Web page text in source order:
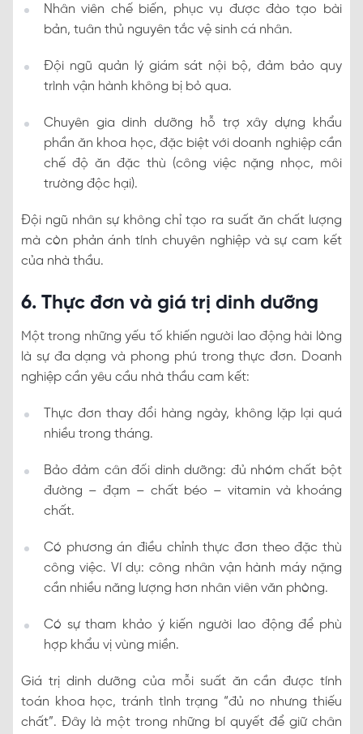
Nhân viên chế biến, phục vụ được đào tạo bài
bản, tuân thủ nguyên tắc vệ sinh cá nhân.
Đội ngũ quản lý giám sát nội bộ, đảm bảo quy
trình vận hành không bị bỏ qua.
Chuyên gia dinh dưỡng hỗ trợ xây dựng khẩu
phần ăn khoa học, đặc biệt với doanh nghiệp cần
chế độ ăn đặc thù (công việc nặng nhọc, môi
trường độc hại).
Đội ngũ nhân sự không chỉ tạo ra suất ăn chất lượng
mà còn phản ánh tính chuyên nghiệp và sự cam kết
của nhà thầu.
6. Thực đơn và giá trị dinh dưỡng
Một trong những yếu tố khiến người lao động hài lòng
là sự đa dạng và phong phú trong thực đơn. Doanh
nghiệp cần yêu cầu nhà thầu cam kết:
Thực đơn thay đổi hàng ngày, không lặp lại quá
nhiều trong tháng.
Bảo đảm cân đối dinh dưỡng: đủ nhóm chất bột
đường – đạm – chất béo – vitamin và khoáng
chất.
Có phương án điều chỉnh thực đơn theo đặc thù
công việc. Ví dụ: công nhân vận hành máy nặng
cần nhiều năng lượng hơn nhân viên văn phòng.
Có sự tham khảo ý kiến người lao động để phù
hợp khẩu vị vùng miền.
Giá trị dinh dưỡng của mỗi suất ăn cần được tính
toán khoa học, tránh tình trạng “đủ no nhưng thiếu
chất”. Đây là một trong những bí quyết để giữ chân